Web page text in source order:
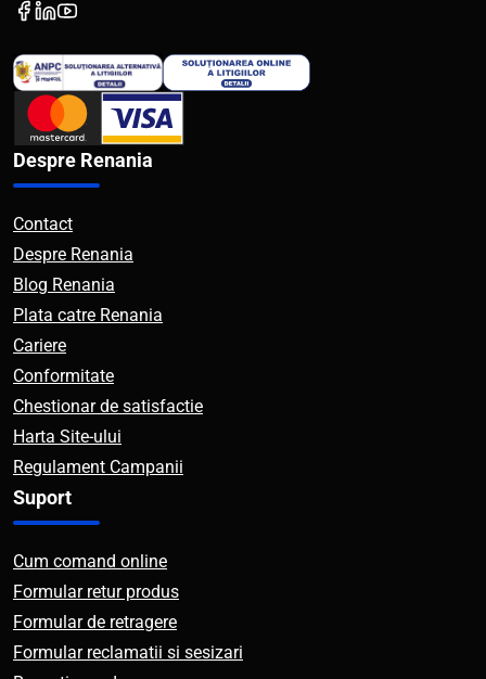
Despre Renania
Contact
Despre Renania
Blog Renania
Plata catre Renania
Cariere
Conformitate
Chestionar de satisfactie
Harta Site-ului
Regulament Campanii
Suport
Cum comand online
Formular retur produs
Formular de retragere
Formular reclamatii si sesizari